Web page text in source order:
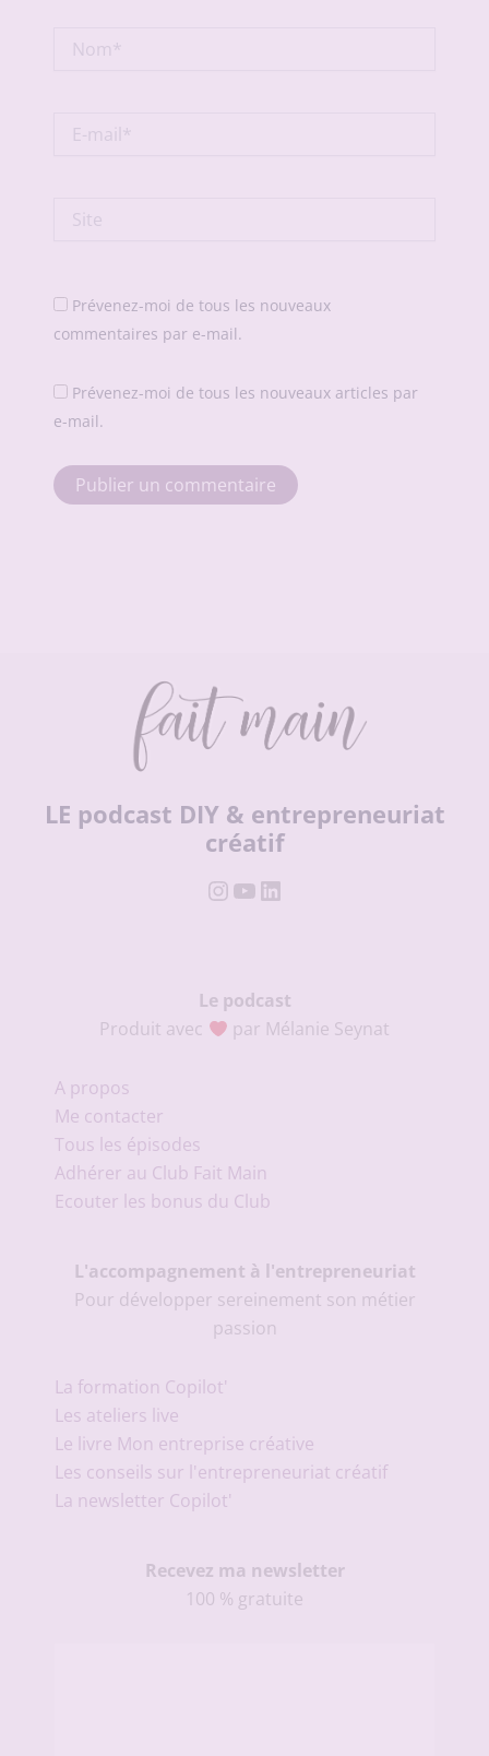
mail*
Prévenez-moi de tous les nouveaux
commentaires par e-mail.
Prévenez-moi de tous les nouveaux articles par
e-mail.
LE podcast DIY & entrepreneuriat
créatif
Instagram
YouTube
LinkedIn
Le podcast
Produit avec
par Mélanie Seynat
A propos
Me contacter
Tous les épisodes
Adhérer au Club Fait Main
Ecouter les bonus du Club
L'accompagnement à l'entrepreneuriat
Pour développer sereinement son métier
passion
La formation Copilot'
Les ateliers live
Le livre Mon entreprise créative
Les conseils sur l'entrepreneuriat créatif
La newsletter Copilot'
Recevez ma newsletter
100 % gratuite